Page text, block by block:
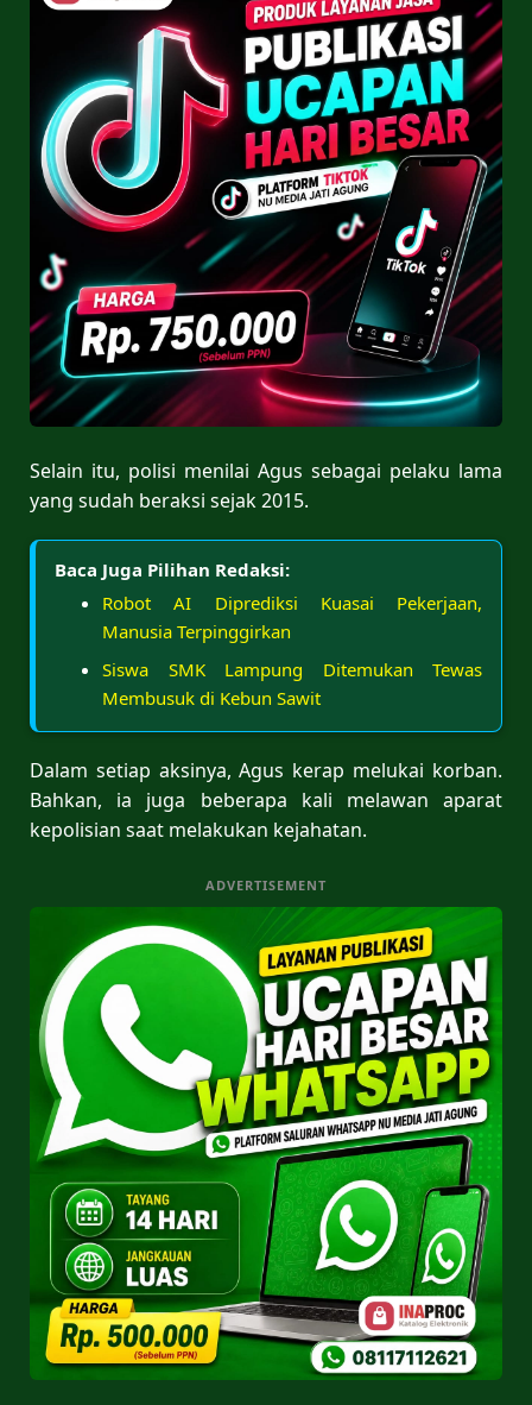
Selain itu, polisi menilai Agus sebagai pelaku lama
yang sudah beraksi sejak 2015.
Baca Juga Pilihan Redaksi:
Robot AI Diprediksi Kuasai Pekerjaan,
Manusia Terpinggirkan
Siswa SMK Lampung Ditemukan Tewas
Membusuk di Kebun Sawit
Dalam setiap aksinya, Agus kerap melukai korban.
Bahkan, ia juga beberapa kali melawan aparat
kepolisian saat melakukan kejahatan.
ADVERTISEMENT